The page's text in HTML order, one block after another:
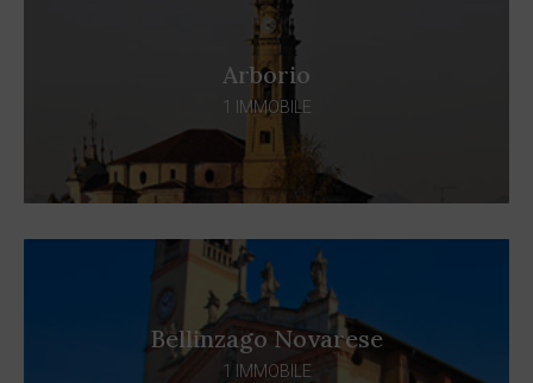
Arborio
1 IMMOBILE
Bellinzago Novarese
1 IMMOBILE